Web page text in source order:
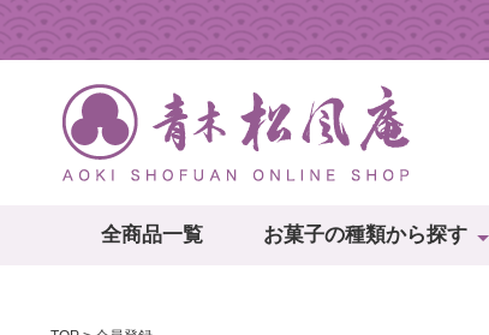
全商品一覧 お菓子の種類から探す